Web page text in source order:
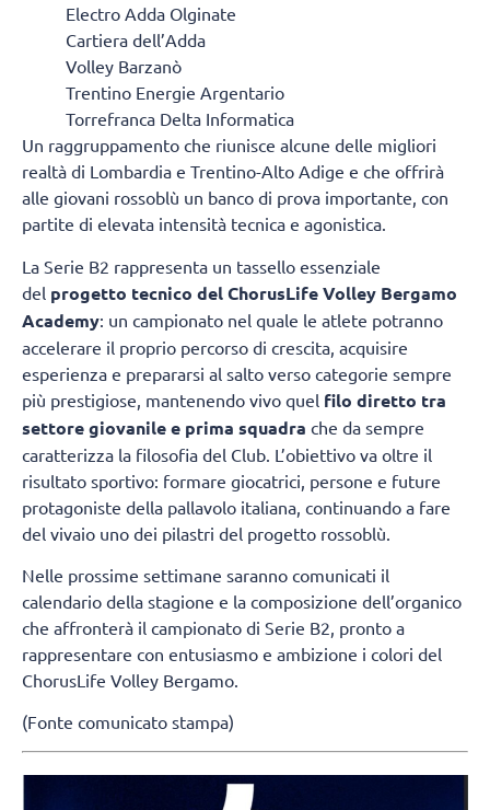
Electro Adda Olginate
Cartiera dell’Adda
Volley Barzanò
Trentino Energie Argentario
Torrefranca Delta Informatica
Un raggruppamento che riunisce alcune delle migliori
realtà di Lombardia e Trentino-Alto Adige e che offrirà
alle giovani rossoblù un banco di prova importante, con
partite di elevata intensità tecnica e agonistica.
La Serie B2 rappresenta un tassello essenziale
del progetto tecnico del ChorusLife Volley Bergamo
Academy: un campionato nel quale le atlete potranno
accelerare il proprio percorso di crescita, acquisire
esperienza e prepararsi al salto verso categorie sempre
più prestigiose, mantenendo vivo quel filo diretto tra
settore giovanile e prima squadra che da sempre
caratterizza la filosofia del Club. L’obiettivo va oltre il
risultato sportivo: formare giocatrici, persone e future
protagoniste della pallavolo italiana, continuando a fare
del vivaio uno dei pilastri del progetto rossoblù.
Nelle prossime settimane saranno comunicati il
calendario della stagione e la composizione dell’organico
che affronterà il campionato di Serie B2, pronto a
rappresentare con entusiasmo e ambizione i colori del
ChorusLife Volley Bergamo.
(Fonte comunicato stampa)